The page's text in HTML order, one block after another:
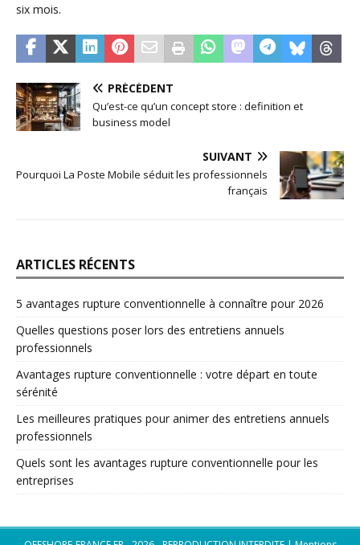
six mois.
PRÉCÉDENT
Qu’est-ce qu’un concept store : definition et
business model
SUIVANT
Pourquoi La Poste Mobile séduit les professionnels
français
ARTICLES RÉCENTS
5 avantages rupture conventionnelle à connaître pour 2026
Quelles questions poser lors des entretiens annuels
professionnels
Avantages rupture conventionnelle : votre départ en toute
sérénité
Les meilleures pratiques pour animer des entretiens annuels
professionnels
Quels sont les avantages rupture conventionnelle pour les
entreprises